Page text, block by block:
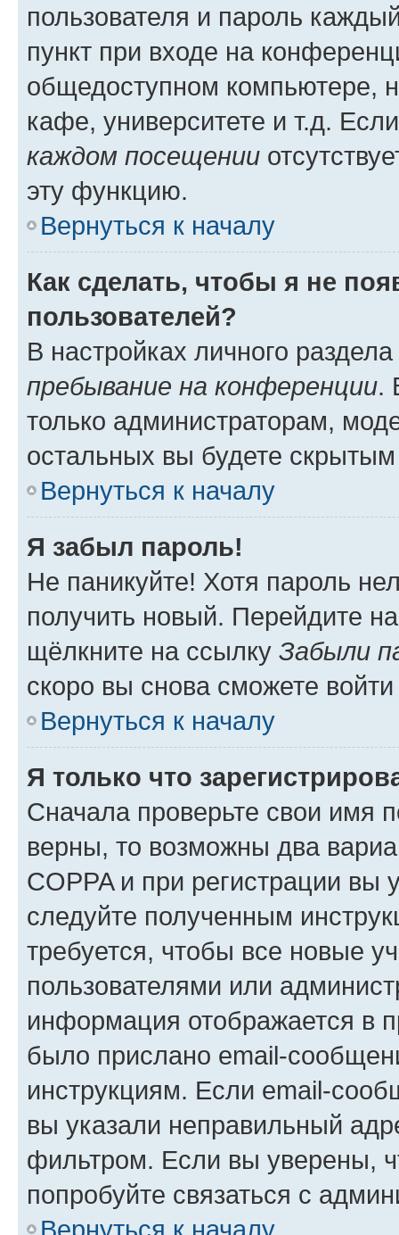
пользователя и пароль
пункт при входе на
общедоступном компьютере,
кафе, университете и т.д.
каждом посещении
эту функцию.
Вернуться к началу
Как сделать, чтобы я не
пользователей?
В настройках личного
пребывание на конференции.
только администраторам,
остальных вы будете
Вернуться к началу
Я забыл пароль!
Не паникуйте! Хотя пароль
получить новый. Перейдите
щёлкните на ссылку Забыли
скоро вы снова сможете
Вернуться к началу
Я только что
Сначала проверьте свои имя
верны, то возможны два
COPPA и при регистрации вы
следуйте полученным
требуется, чтобы все новые
пользователями или
информация отображается в
было прислано email-
инструкциям. Если email-
вы указали неправильный
фильтром. Если вы уверены,
попробуйте связаться с
Вернуться к началу